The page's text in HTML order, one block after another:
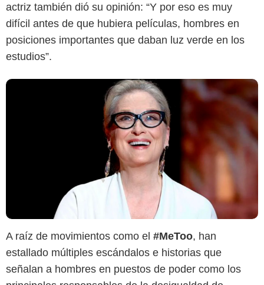
actriz también dió su opinión: “Y por eso es muy
difícil antes de que hubiera películas, hombres en
posiciones importantes que daban luz verde en los
estudios”.
A raíz de movimientos como el #MeToo, han
estallado múltiples escándalos e historias que
señalan a hombres en puestos de poder como los